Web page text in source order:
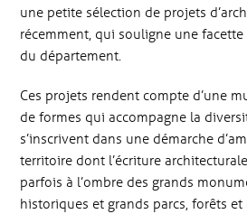
une petite sélection de projets
récemment, qui souligne une
du département.
Ces projets rendent compte d’une
de formes qui accompagne la
s’inscrivent dans une démarche
territoire dont l’écriture
parfois à l’ombre des grands
historiques et grands parcs, forêts et